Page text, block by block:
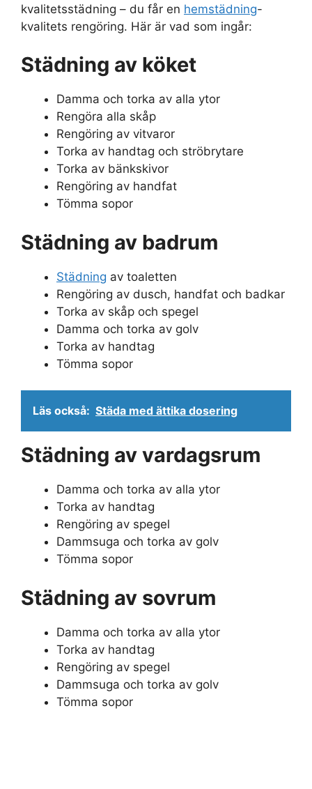
kvalitetsstädning – du får en hemstädning-
kvalitets rengöring. Här är vad som ingår:
Städning av köket
Damma och torka av alla ytor
Rengöra alla skåp
Rengöring av vitvaror
Torka av handtag och ströbrytare
Torka av bänkskivor
Rengöring av handfat
Tömma sopor
Städning av badrum
Städning av toaletten
Rengöring av dusch, handfat och badkar
Torka av skåp och spegel
Damma och torka av golv
Torka av handtag
Tömma sopor
Läs också: Städa med ättika dosering
Städning av vardagsrum
Damma och torka av alla ytor
Torka av handtag
Rengöring av spegel
Dammsuga och torka av golv
Tömma sopor
Städning av sovrum
Damma och torka av alla ytor
Torka av handtag
Rengöring av spegel
Dammsuga och torka av golv
Tömma sopor